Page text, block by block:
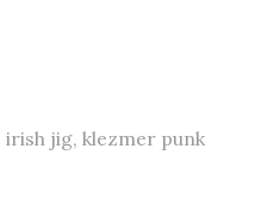
irish jig, klezmer punk